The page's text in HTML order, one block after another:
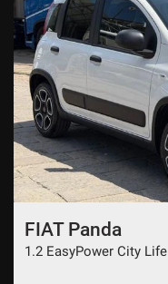
FIAT Panda
1.2 EasyPower City Life